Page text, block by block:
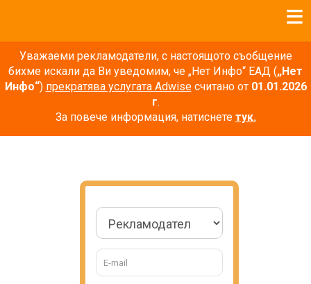
Уважаеми рекламодатели, с настоящото съобщение
бихме искали да Ви уведомим, че „Нет Инфо“ ЕАД („Нет
Инфо“) прекратява услугата Adwiseсчитано от 01.01.2026
г.
За повече информация, натиснете тук.